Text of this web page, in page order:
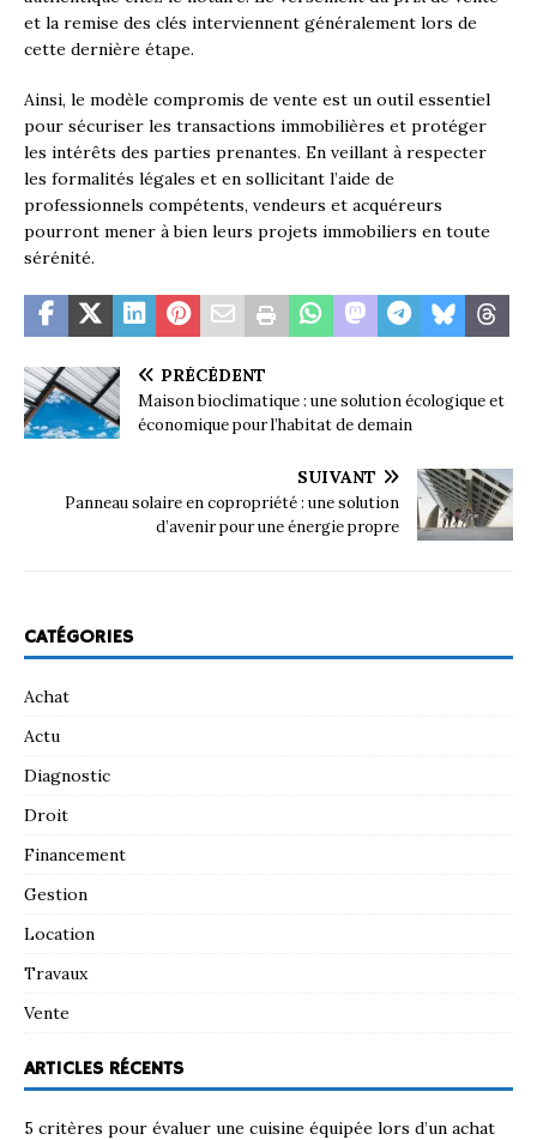
et la remise des clés interviennent généralement lors de
cette dernière étape.
Ainsi, le modèle compromis de vente est un outil essentiel
pour sécuriser les transactions immobilières et protéger
les intérêts des parties prenantes. En veillant à respecter
les formalités légales et en sollicitant l’aide de
professionnels compétents, vendeurs et acquéreurs
pourront mener à bien leurs projets immobiliers en toute
sérénité.
PRÉCÉDENT
Maison bioclimatique : une solution écologique et
économique pour l’habitat de demain
SUIVANT
Panneau solaire en copropriété : une solution
d’avenir pour une énergie propre
CATÉGORIES
Achat
Actu
Diagnostic
Droit
Financement
Gestion
Location
Travaux
Vente
ARTICLES RÉCENTS
5 critères pour évaluer une cuisine équipée lors d’un achat